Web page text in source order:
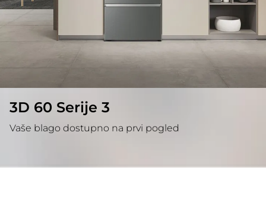
3D 60 Serije 3
Vaše blago dostupno na prvi pogled